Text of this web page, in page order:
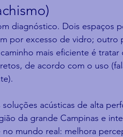
diagnóstico. Dois espaços
por excesso de vidro;
mais eficiente é
de acordo com o uso
acústicas de alta
da grande Campinas e
mundo real: melhora